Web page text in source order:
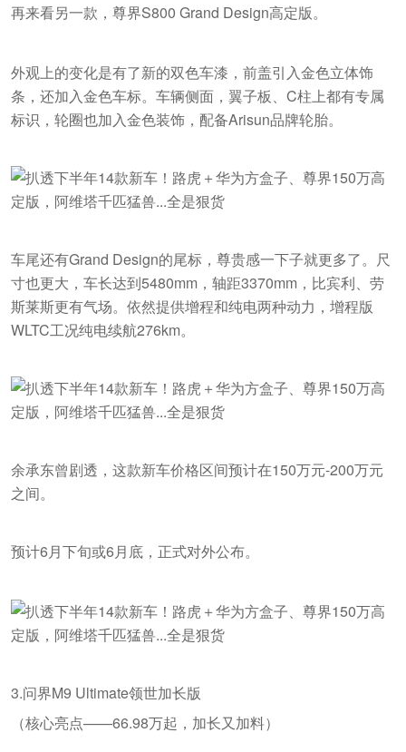
再来看另一款，尊界S800 Grand Design高定版。
外观上的变化是有了新的双色车漆，前盖引入金色立体饰
条，还加入金色车标。车辆侧面，翼子板、C柱上都有专属
标识，轮圈也加入金色装饰，配备Arisun品牌轮胎。
车尾还有Grand Design的尾标，尊贵感一下子就更多了。尺
寸也更大，车长达到5480mm，轴距3370mm，比宾利、劳
斯莱斯更有气场。依然提供增程和纯电两种动力，增程版
WLTC工况纯电续航276km。
余承东曾剧透，这款新车价格区间预计在150万元-200万元
之间。
预计6月下旬或6月底，正式对外公布。
3.问界M9 Ultimate领世加长版
（核心亮点——66.98万起，加长又加料）